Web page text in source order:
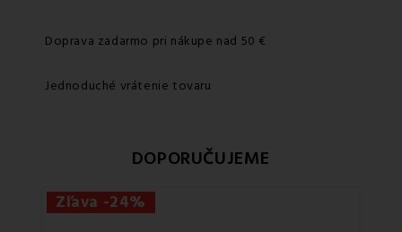
Doprava zadarmo pri nákupe nad 50 €
Jednoduché vrátenie tovaru
DOPORUČUJEME
Zľava -24%